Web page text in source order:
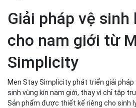
Giải pháp vệ sinh
cho nam giới từ
Simplicity
Men Stay Simplicity phát triển giải
sinh vùng kín nam giới, thay vì chỉ tập
Sản phẩm được thiết kế riêng cho sinh